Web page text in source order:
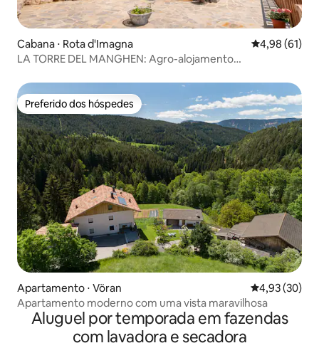
Cabana ⋅ Rota d'Imagna 4,98 de uma
4,98 (61)
LA TORRE DEL MANGHEN: Agro-alojamento
Preferido dos hóspedes
Preferido dos hóspedes
Apartamento ⋅ Vöran 4,93 de uma
4,93 (30)
Apartamento moderno com uma vista maravilhosa
Aluguel por temporada em fazendas
com lavadora e secadora